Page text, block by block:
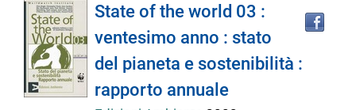
Dettaglio
del
documento
State of the world 03 :
ventesimo anno : stato
del pianeta e sostenibilità :
rapporto annuale